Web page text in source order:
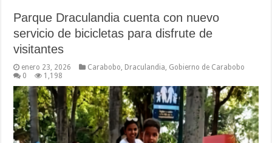
Parque Draculandia cuenta con nuevo
servicio de bicicletas para disfrute de
visitantes
enero 23, 2026 Carabobo, Draculandia, Gobierno de Carabobo
0
1,198